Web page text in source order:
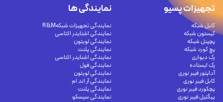
تجهیزات پسیو
کابل شبکه
کیستون شبکه
پچپنل شبکه
پچ کورد شبکه
رک دیواری
رک ایستاده
آداپتور فیبر نوری
کابل فیبر نوری
پچکورد فیبر نوری
پیگتیل فیبر نوری
نمایندگی ها
نمایندگی تجهیزات شبکهR&M
نمایندگی اشنایدر اکتاسی
نمایندگی لویتون
نمایندگی پلنت
نمایندگی اشنایدر اکتاسی
نمایندگی فول
نمایندگی لویتون
نمایندگی آر اند ام
نمایندگی پلنت
نمایندگی سیسکو